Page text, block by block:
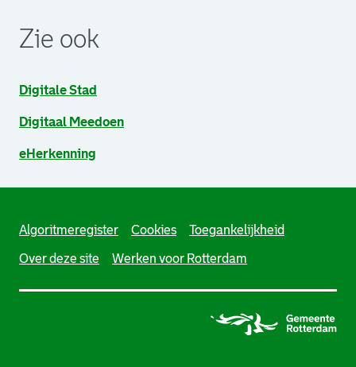
Zie ook
Digitale Stad
Digitaal Meedoen
eHerkenning
Algoritmeregister Cookies Toegankelijkheid
Over deze site Werken voor Rotterdam